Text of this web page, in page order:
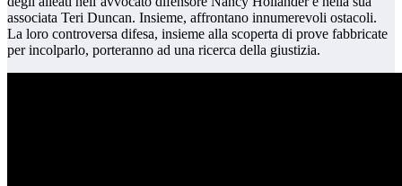
associata Teri Duncan. Insieme, affrontano innumerevoli ostacoli.
La loro controversa difesa, insieme alla scoperta di prove fabbricate
per incolparlo, porteranno ad una ricerca della giustizia.